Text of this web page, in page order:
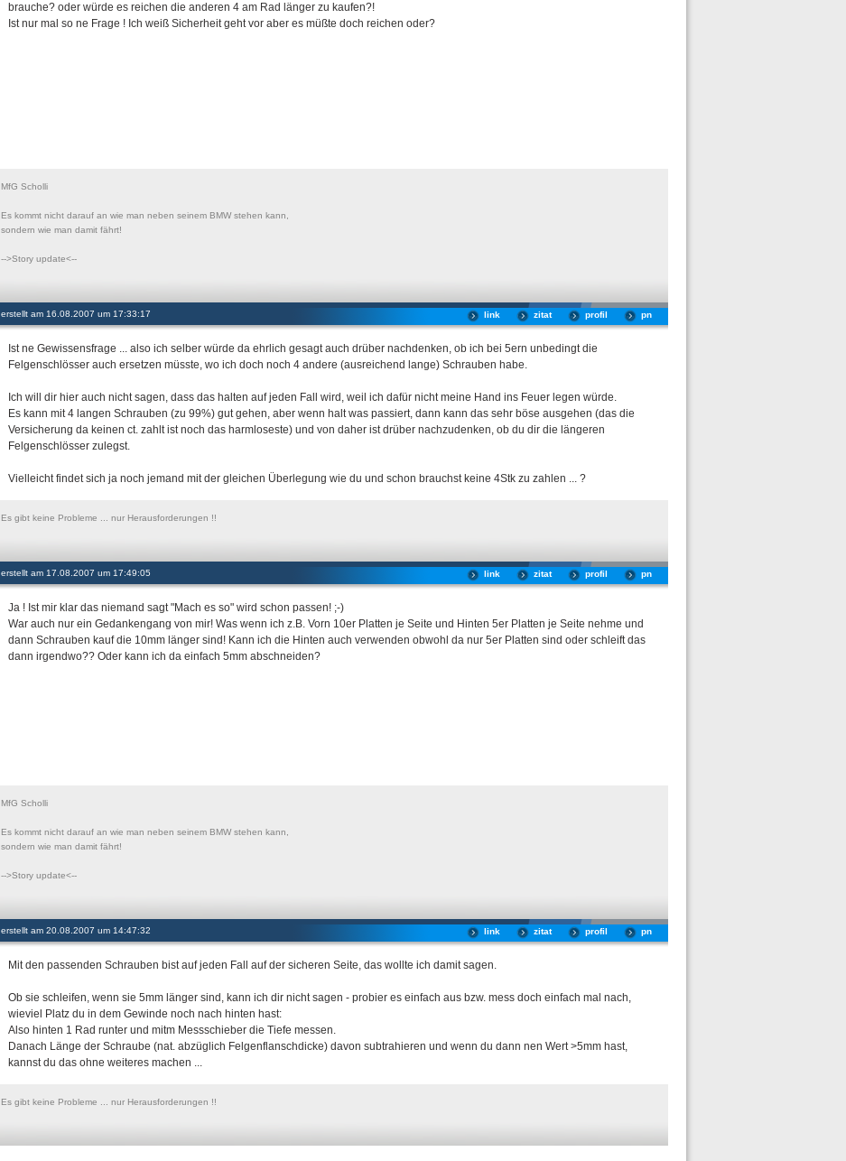
brauche? oder würde es reichen die anderen 4 am Rad länger zu kaufen?!
Ist nur mal so ne Frage ! Ich weiß Sicherheit geht vor aber es müßte doch reichen oder?
MfG Scholli
Es kommt nicht darauf an wie man neben seinem BMW stehen kann,
sondern wie man damit fährt!
-->Story update<--
erstellt am 16.08.2007 um 17:33:17 pn
profil
zitat
link
Ist ne Gewissensfrage ... also ich selber würde da ehrlich gesagt auch drüber nachdenken, ob ich bei 5ern unbedingt die
Felgenschlösser auch ersetzen müsste, wo ich doch noch 4 andere (ausreichend lange) Schrauben habe.
Ich will dir hier auch nicht sagen, dass das halten auf jeden Fall wird, weil ich dafür nicht meine Hand ins Feuer legen würde.
Es kann mit 4 langen Schrauben (zu 99%) gut gehen, aber wenn halt was passiert, dann kann das sehr böse ausgehen (das die
Versicherung da keinen ct. zahlt ist noch das harmloseste) und von daher ist drüber nachzudenken, ob du dir die längeren
Felgenschlösser zulegst.
Vielleicht findet sich ja noch jemand mit der gleichen Überlegung wie du und schon brauchst keine 4Stk zu zahlen ... ?
Es gibt keine Probleme ... nur Herausforderungen !!
erstellt am 17.08.2007 um 17:49:05 pn
profil
zitat
link
Ja ! Ist mir klar das niemand sagt "Mach es so" wird schon passen! ;-)
War auch nur ein Gedankengang von mir! Was wenn ich z.B. Vorn 10er Platten je Seite und Hinten 5er Platten je Seite nehme und
dann Schrauben kauf die 10mm länger sind! Kann ich die Hinten auch verwenden obwohl da nur 5er Platten sind oder schleift das
dann irgendwo?? Oder kann ich da einfach 5mm abschneiden?
MfG Scholli
Es kommt nicht darauf an wie man neben seinem BMW stehen kann,
sondern wie man damit fährt!
-->Story update<--
erstellt am 20.08.2007 um 14:47:32 pn
profil
zitat
link
Mit den passenden Schrauben bist auf jeden Fall auf der sicheren Seite, das wollte ich damit sagen.
Ob sie schleifen, wenn sie 5mm länger sind, kann ich dir nicht sagen - probier es einfach aus bzw. mess doch einfach mal nach,
wieviel Platz du in dem Gewinde noch nach hinten hast:
Also hinten 1 Rad runter und mitm Messschieber die Tiefe messen.
Danach Länge der Schraube (nat. abzüglich Felgenflanschdicke) davon subtrahieren und wenn du dann nen Wert >5mm hast,
kannst du das ohne weiteres machen ...
Es gibt keine Probleme ... nur Herausforderungen !!